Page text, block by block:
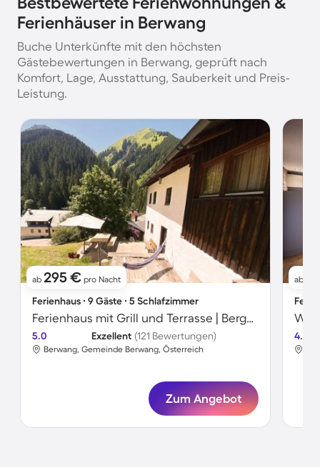
Ferienhäuser in Berwang
Buche Unterkünfte mit den höchsten
Gästebewertungen in Berwang, geprüft nach
Komfort, Lage, Ausstattung, Sauberkeit und Preis-
Leistung.
ab 295 € pro Nacht
Ferienhaus ∙ 9 Gäste ∙ 5 Schlafzimmer
Ferienhaus mit Grill und Terrasse | Bergblick
5.0 Exzellent (121 Bewertungen)
Berwang, Gemeinde Berwang, Österreich
Zum Angebot
ab
4.5